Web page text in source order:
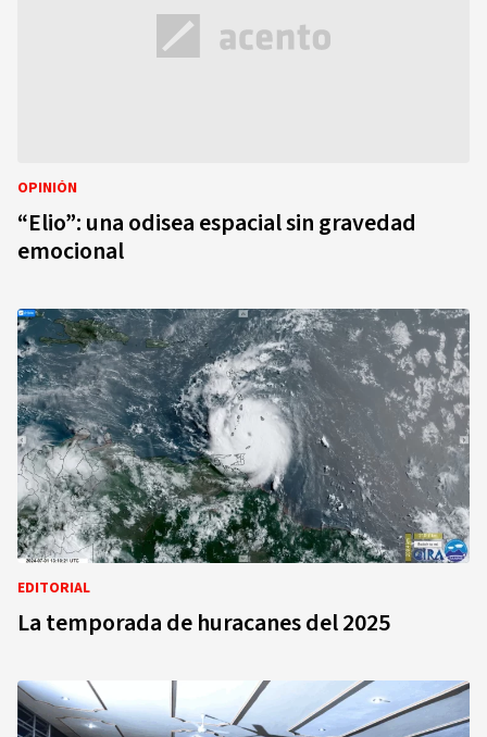
OPINIÓN
“Elio”: una odisea espacial sin gravedad
emocional
EDITORIAL
La temporada de huracanes del 2025